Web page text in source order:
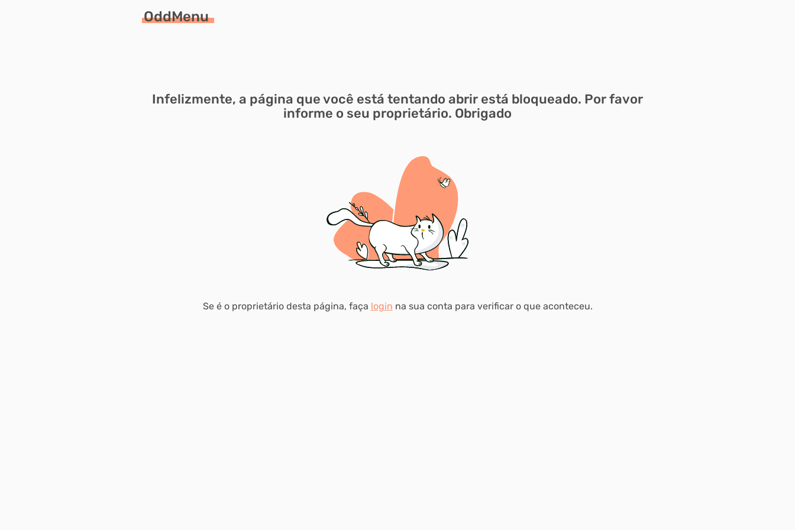
OddMenu
Infelizmente, a página que você está tentando abrir está bloqueado. Por favor
informe o seu proprietário. Obrigado
Se é o proprietário desta página, faça login na sua conta para verificar o que aconteceu.